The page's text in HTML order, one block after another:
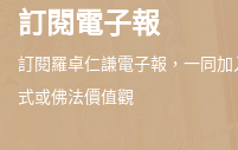
訂閱電子報
訂閱羅卓仁謙電子報，一同
式或佛法價值觀